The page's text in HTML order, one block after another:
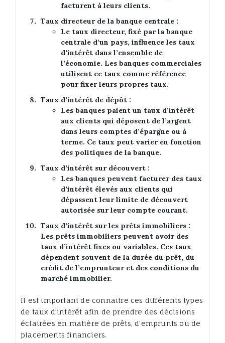
facturent à leurs clients.
Taux directeur de la banque centrale :
Le taux directeur, fixé par la banque
centrale d’un pays, influence les taux
d’intérêt dans l’ensemble de
l’économie. Les banques commerciales
utilisent ce taux comme référence
pour fixer leurs propres taux.
Taux d’intérêt de dépôt :
Les banques paient un taux d’intérêt
aux clients qui déposent de l’argent
dans leurs comptes d’épargne ou à
terme. Ce taux peut varier en fonction
des politiques de la banque.
Taux d’intérêt sur découvert :
Les banques peuvent facturer des taux
d’intérêt élevés aux clients qui
dépassent leur limite de découvert
autorisée sur leur compte courant.
Taux d’intérêt sur les prêts immobiliers :
Les prêts immobiliers peuvent avoir des
taux d’intérêt fixes ou variables. Ces taux
dépendent souvent de la durée du prêt, du
crédit de l’emprunteur et des conditions du
marché immobilier.
Il est important de connaitre ces différents types
de taux d’intérêt afin de prendre des décisions
éclairées en matière de prêts, d’emprunts ou de
placements financiers.